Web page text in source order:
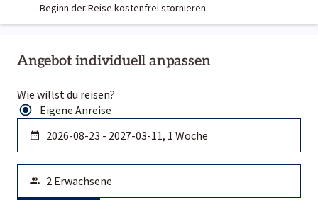
Angebot individuell anpassen
Wie willst du reisen?
Eigene Anreise
Beginn der Reise kostenfrei stornieren.